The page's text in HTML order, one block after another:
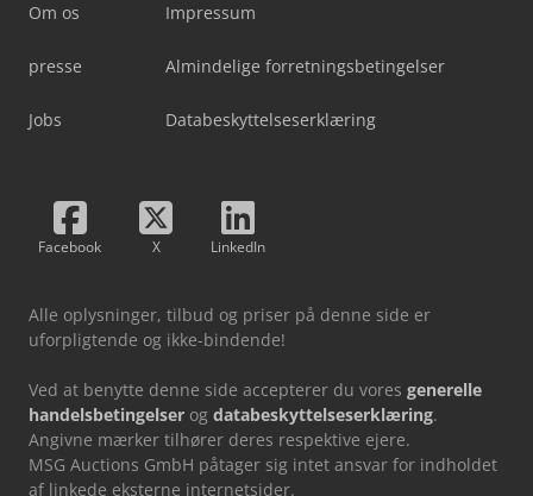
Om os
presse
Jobs
Impressum
Almindelige forretningsbetingelser
Databeskyttelseserklæring
Facebook X LinkedIn
Alle oplysninger, tilbud og priser på denne side er
uforpligtende og ikke-bindende!
Ved at benytte denne side accepterer du vores generelle
handelsbetingelser og databeskyttelseserklæring.
Angivne mærker tilhører deres respektive ejere.
MSG Auctions GmbH påtager sig intet ansvar for indholdet
af linkede eksterne internetsider.